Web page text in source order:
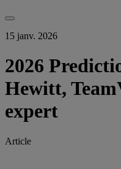
15 janv. 2026
2026
Hewitt,
expert
Article